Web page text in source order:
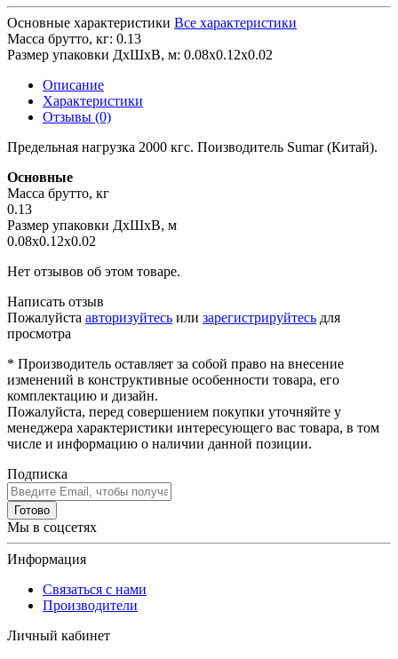
Основные характеристики Все характеристики
Масса брутто, кг: 0.13
Размер упаковки ДхШхВ, м: 0.08x0.12x0.02
Описание
Характеристики
Отзывы (0)
Предельная нагрузка 2000 кгс. Поизводитель Sumar (Китай).
Основные
Масса брутто, кг
0.13
Размер упаковки ДхШхВ, м
0.08x0.12x0.02
Нет отзывов об этом товаре.
Написать отзыв
Пожалуйста авторизуйтесь или зарегистрируйтесь для
просмотра
* Производитель оставляет за собой право на внесение
изменений в конструктивные особенности товара, его
комплектацию и дизайн.
Пожалуйста, перед совершением покупки уточняйте у
менеджера характеристики интересующего вас товара, в том
числе и информацию о наличии данной позиции.
Подписка
Готово
Мы в соцсетях
Информация
Связаться с нами
Производители
Личный кабинет